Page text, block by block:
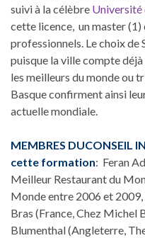
suivi à la célèbre
cette licence, un master
professionnels. Le choix de
puisque la ville compte
les meilleurs du monde ou
Basque confirment ainsi
actuelle mondiale.
MEMBRES DUCONSEIL
cette formation: Feran
Meilleur Restaurant du
Monde entre 2006 et
Bras (France, Chez Michel
Blumenthal (Angleterre,